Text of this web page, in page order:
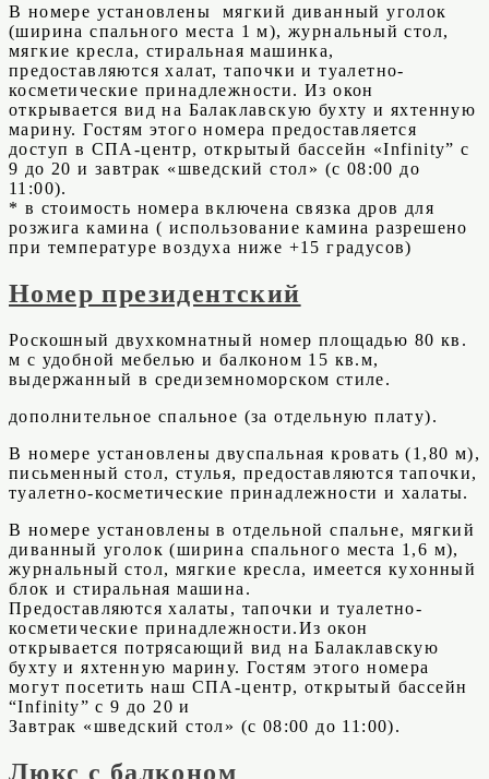
В номере установлены мягкий диванный уголок
(ширина спального места 1 м), журнальный стол,
мягкие кресла, стиральная машинка,
предоставляются халат, тапочки и туалетно-
косметические принадлежности. Из окон
открывается вид на Балаклавскую бухту и яхтенную
марину. Гостям этого номера предоставляется
доступ в СПА-центр, открытый бассейн «Infinity” с
9 до 20 и завтрак «шведский стол» (с 08:00 до
11:00).
* в стоимость номера включена связка дров для
розжига камина ( использование камина разрешено
при температуре воздуха ниже +15 градусов)
Номер президентский
Роскошный двухкомнатный номер площадью 80 кв.
м с удобной мебелью и балконом 15 кв.м,
выдержанный в средиземноморском стиле.
дополнительное спальное (за отдельную плату).
В номере установлены двуспальная кровать (1,80 м),
письменный стол, стулья, предоставляются тапочки,
туалетно-косметические принадлежности и халаты.
В номере установлены в отдельной спальне, мягкий
диванный уголок (ширина спального места 1,6 м),
журнальный стол, мягкие кресла, имеется кухонный
блок и стиральная машина.
Предоставляются халаты, тапочки и туалетно-
косметические принадлежности.Из окон
открывается потрясающий вид на Балаклавскую
бухту и яхтенную марину. Гостям этого номера
могут посетить наш СПА-центр, открытый бассейн
“Infinity” с 9 до 20 и
Завтрак «шведский стол» (с 08:00 до 11:00).
Люкс с балконом